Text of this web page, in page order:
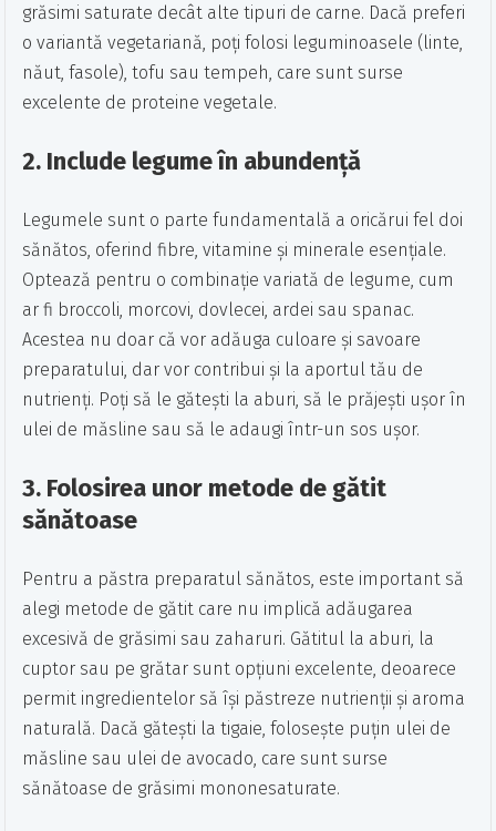
grăsimi saturate decât alte tipuri de carne. Dacă preferi
o variantă vegetariană, poți folosi leguminoasele (linte,
năut, fasole), tofu sau tempeh, care sunt surse
excelente de proteine vegetale.
2. Include legume în abundență
Legumele sunt o parte fundamentală a oricărui fel doi
sănătos, oferind fibre, vitamine și minerale esențiale.
Optează pentru o combinație variată de legume, cum
ar fi broccoli, morcovi, dovlecei, ardei sau spanac.
Acestea nu doar că vor adăuga culoare și savoare
preparatului, dar vor contribui și la aportul tău de
nutrienți. Poți să le gătești la aburi, să le prăjești ușor în
ulei de măsline sau să le adaugi într-un sos ușor.
3. Folosirea unor metode de gătit
sănătoase
Pentru a păstra preparatul sănătos, este important să
alegi metode de gătit care nu implică adăugarea
excesivă de grăsimi sau zaharuri. Gătitul la aburi, la
cuptor sau pe grătar sunt opțiuni excelente, deoarece
permit ingredientelor să își păstreze nutrienții și aroma
naturală. Dacă gătești la tigaie, folosește puțin ulei de
măsline sau ulei de avocado, care sunt surse
sănătoase de grăsimi mononesaturate.